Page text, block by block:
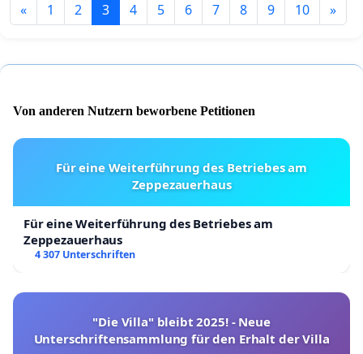
« 1 2 3 4 5 6 7 8 9 10 »
Von anderen Nutzern beworbene Petitionen
Für eine Weiterführung des Betriebes am
Zeppezauerhaus
Für eine Weiterführung des Betriebes am
Zeppezauerhaus
4 307 Unterschriften
"Die Villa" bleibt 2025! - Neue
Unterschriftensammlung für den Erhalt der Villa